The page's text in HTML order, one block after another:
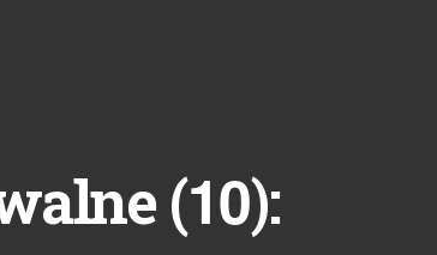
(10):